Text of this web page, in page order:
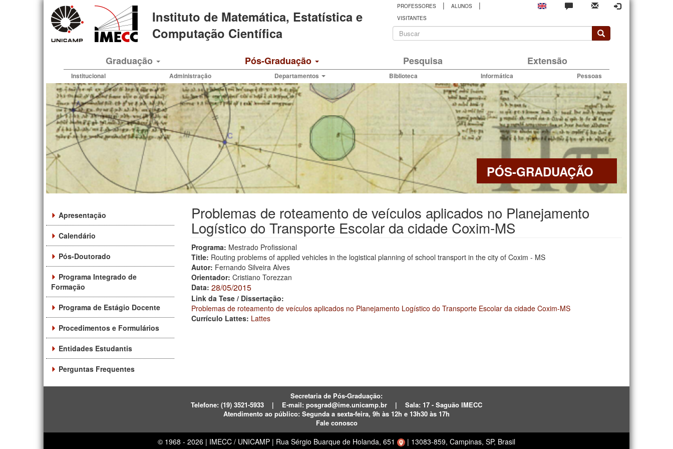
Instituto de Matemática, Estatística e
Computação Científica
PROFESSORES | ALUNOS |
VISITANTES
Formulário
busca
Graduação Pós-Graduação Pesquisa Extensão
Institucional Administração Departamentos Biblioteca Informática Pessoas
PÓS-GRADUAÇÃO
Apresentação
Calendário
Pós-Doutorado
Programa Integrado de
Formação
Programa de Estágio Docente
Procedimentos e Formulários
Entidades Estudantis
Perguntas Frequentes
Problemas de roteamento de veículos aplicados no Planejamento
Logístico do Transporte Escolar da cidade Coxim-MS
Programa: Mestrado Profissional
Title: Routing problems of applied vehicles in the logistical planning of school transport in the city of Coxim - MS
Autor: Fernando Silveira Alves
Orientador: Cristiano Torezzan
Data: 28/05/2015
Link da Tese / Dissertação:
Problemas de roteamento de veículos aplicados no Planejamento Logístico do Transporte Escolar da cidade Coxim-MS
Currículo Lattes: Lattes
Secretaria de Pós-Graduação:
Telefone: (19) 3521-5933 | E-mail: posgrad@ime.unicamp.br |
Sala: 17 - Saguão IMECC
Atendimento ao público: Segunda a sexta-feira, 9h às 12h e 13h30 às 17h
Fale conosco
© 1968 - 2026 | IMECC / UNICAMP | Rua Sérgio Buarque de Holanda, 651 | 13083-859, Campinas, SP, Brasil